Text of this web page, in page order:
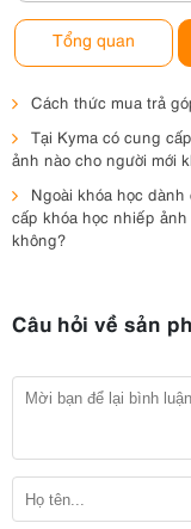
Tổng quan
Cách thức mua trả
Tại Kyma có cung
ảnh nào cho người mới
Ngoài khóa học
cấp khóa học nhiếp
không?
Câu hỏi về sản